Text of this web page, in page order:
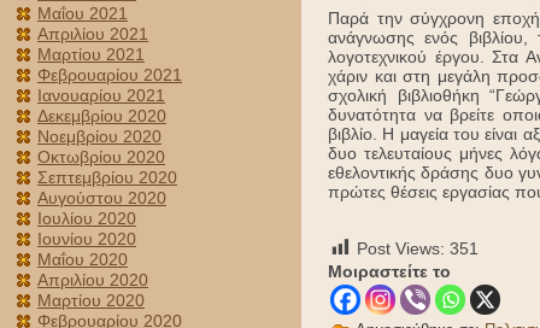
Μαΐου 2021
Απριλίου 2021
Μαρτίου 2021
Φεβρουαρίου 2021
Ιανουαρίου 2021
Δεκεμβρίου 2020
Νοεμβρίου 2020
Οκτωβρίου 2020
Σεπτεμβρίου 2020
Αυγούστου 2020
Ιουλίου 2020
Ιουνίου 2020
Μαΐου 2020
Απριλίου 2020
Μαρτίου 2020
Φεβρουαρίου 2020
Παρά την σύγχρονη εποχή
ανάγνωσης ενός
λογοτεχνικού έργου. Στα
χάριν και στη μεγάλη
σχολική βιβλιοθήκη
δυνατότητα να βρείτε
βιβλίο. Η μαγεία του
δυο τελευταίους μήνες
εθελοντικής δράσης δυο
πρώτες θέσεις εργασίας
Post Views: 351
Μοιραστείτε το